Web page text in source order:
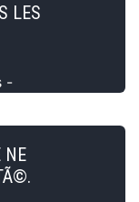
LES
-
NE